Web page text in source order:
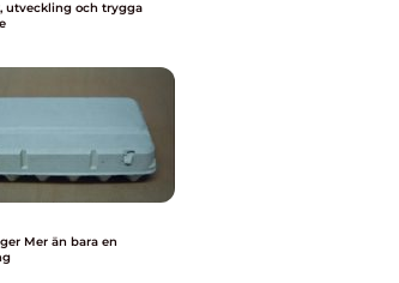
en